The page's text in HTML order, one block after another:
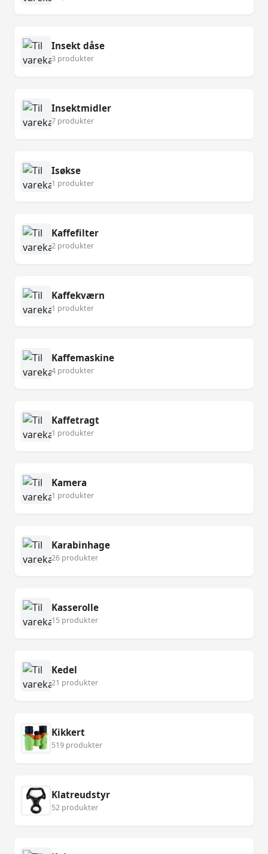
Insekt dåse
3 produkter
Insektmidler
7 produkter
Isøkse
1 produkter
Kaffefilter
2 produkter
Kaffekværn
1 produkter
Kaffemaskine
4 produkter
Kaffetragt
1 produkter
Kamera
1 produkter
Karabinhage
26 produkter
Kasserolle
15 produkter
Kedel
21 produkter
Kikkert
519 produkter
Klatreudstyr
52 produkter